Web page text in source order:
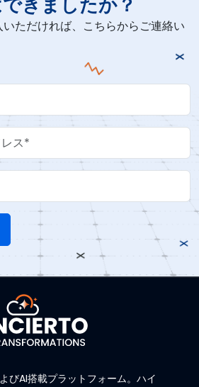
ただければ、こちらからご連絡い
びAI搭載プラットフォーム。ハイ